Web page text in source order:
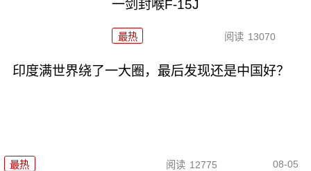
一剑封喉F-15J
最热 阅读 13070
印度满世界绕了一大圈，最后发现还是中国好？
最热 阅读 12775 08-05